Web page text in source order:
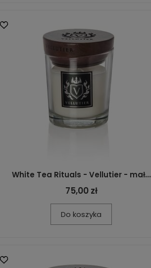
White Tea Rituals - Vellutier - mał...
75,00 zł
Do koszyka